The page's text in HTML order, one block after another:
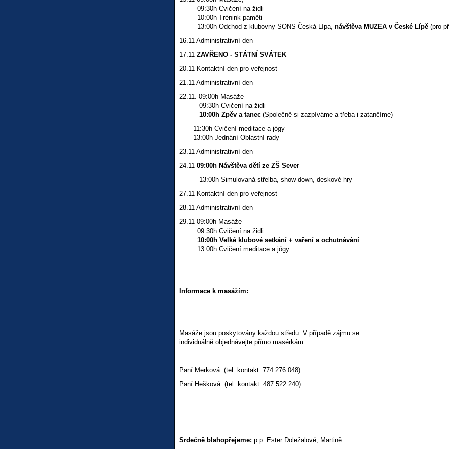
09:30h Cvičení na židli
10:00h Trénink paměti
13:00h Odchod z klubovny SONS Česká Lípa, návštěva MUZEA v České Lípě (pro
16.11 Administrativní den
17.11 ZAVŘENO - STÁTNÍ SVÁTEK
20.11 Kontaktní den pro veřejnost
21.11 Administrativní den
22.11. 09:00h Masáže
09:30h Cvičení na židli
10:00h Zpěv a tanec (Společně si zazpíváme a třeba i zatančíme)
11:30h Cvičení meditace a jógy
13:00h Jednání Oblastní rady
23.11 Administrativní den
24.11 09:00h Návštěva dětí ze ZŠ Sever
13:00h Simulovaná střelba, show-down, deskové hry
27.11 Kontaktní den pro veřejnost
28.11 Administrativní den
29.11 09:00h Masáže
09:30h Cvičení na židli
10:00h Velké klubové setkání + vaření a ochutnávání
13:00h Cvičení meditace a jógy
Informace k masážím:
Masáže jsou poskytovány každou středu. V případě zájmu se
individuálně objednávejte přímo masérkám:
Paní Merková (tel. kontakt: 774 276 048)
Paní Hešková (tel. kontakt: 487 522 240)
Srdečně blahopřejeme: p.p Ester Doležalové, Martině